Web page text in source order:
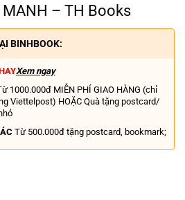
– TH Books
BINHBOOK:
Xem ngay
1000.000đ MIỄN PHÍ GIAO HÀNG (chỉ
Viettelpost) HOẶC Quà tặng postcard/
Từ 500.000đ tặng postcard, bookmark;
- LẰN RANH ĐỎ MONG MANH -